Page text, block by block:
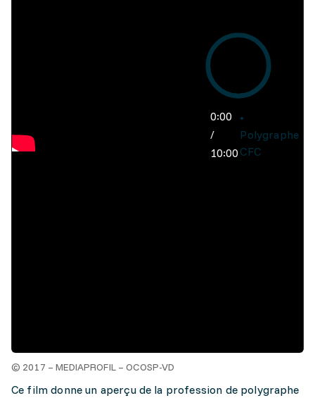
0:00
/
10:00
Polygraphe
CFC
© 2017 – MEDIAPROFIL – OCOSP-VD
Ce film donne un aperçu de la profession de polygraphe